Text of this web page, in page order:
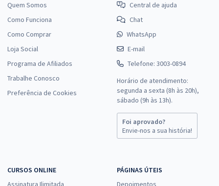
Quem Somos
Como Funciona
Como Comprar
Loja Social
Programa de Afiliados
Trabalhe Conosco
Preferência de Cookies
Central de ajuda
Chat
WhatsApp
E-mail
Telefone: 3003-0894
Horário de atendimento:
segunda a sexta (8h às 20h),
sábado (9h às 13h).
Foi aprovado?
Envie-nos a sua história!
CURSOS ONLINE
Assinatura Ilimitada
PÁGINAS ÚTEIS
Depoimentos